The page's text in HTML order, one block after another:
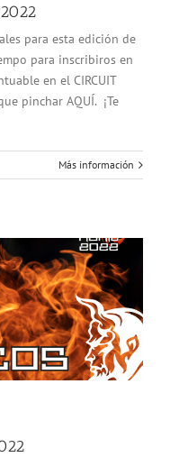
para esta edición de
para inscribiros en
en el CIRCUIT
pinchar AQUÍ. ¡Te
Más información